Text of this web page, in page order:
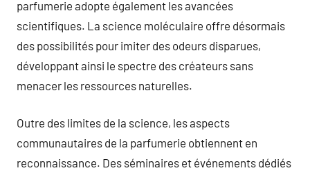
parfumerie adopte également les avancées
scientifiques. La science moléculaire offre désormais
des possibilités pour imiter des odeurs disparues,
développant ainsi le spectre des créateurs sans
menacer les ressources naturelles.
Outre des limites de la science, les aspects
communautaires de la parfumerie obtiennent en
reconnaissance. Des séminaires et événements dédiés